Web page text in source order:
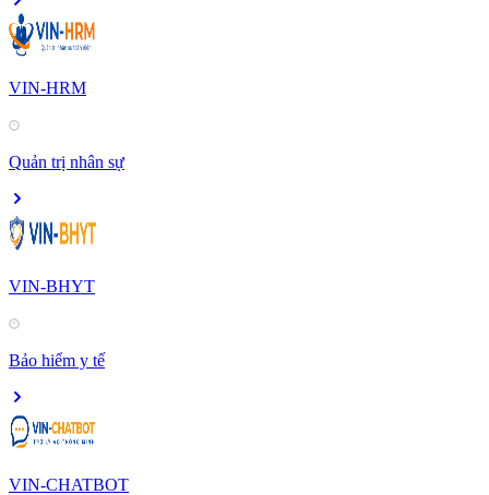
VIN-HRM
Quản trị nhân sự
VIN-BHYT
Bảo hiểm y tế
VIN-CHATBOT